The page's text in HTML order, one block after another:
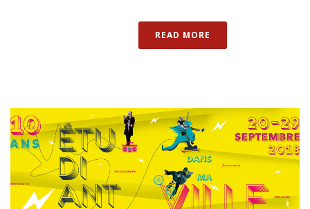
READ MORE